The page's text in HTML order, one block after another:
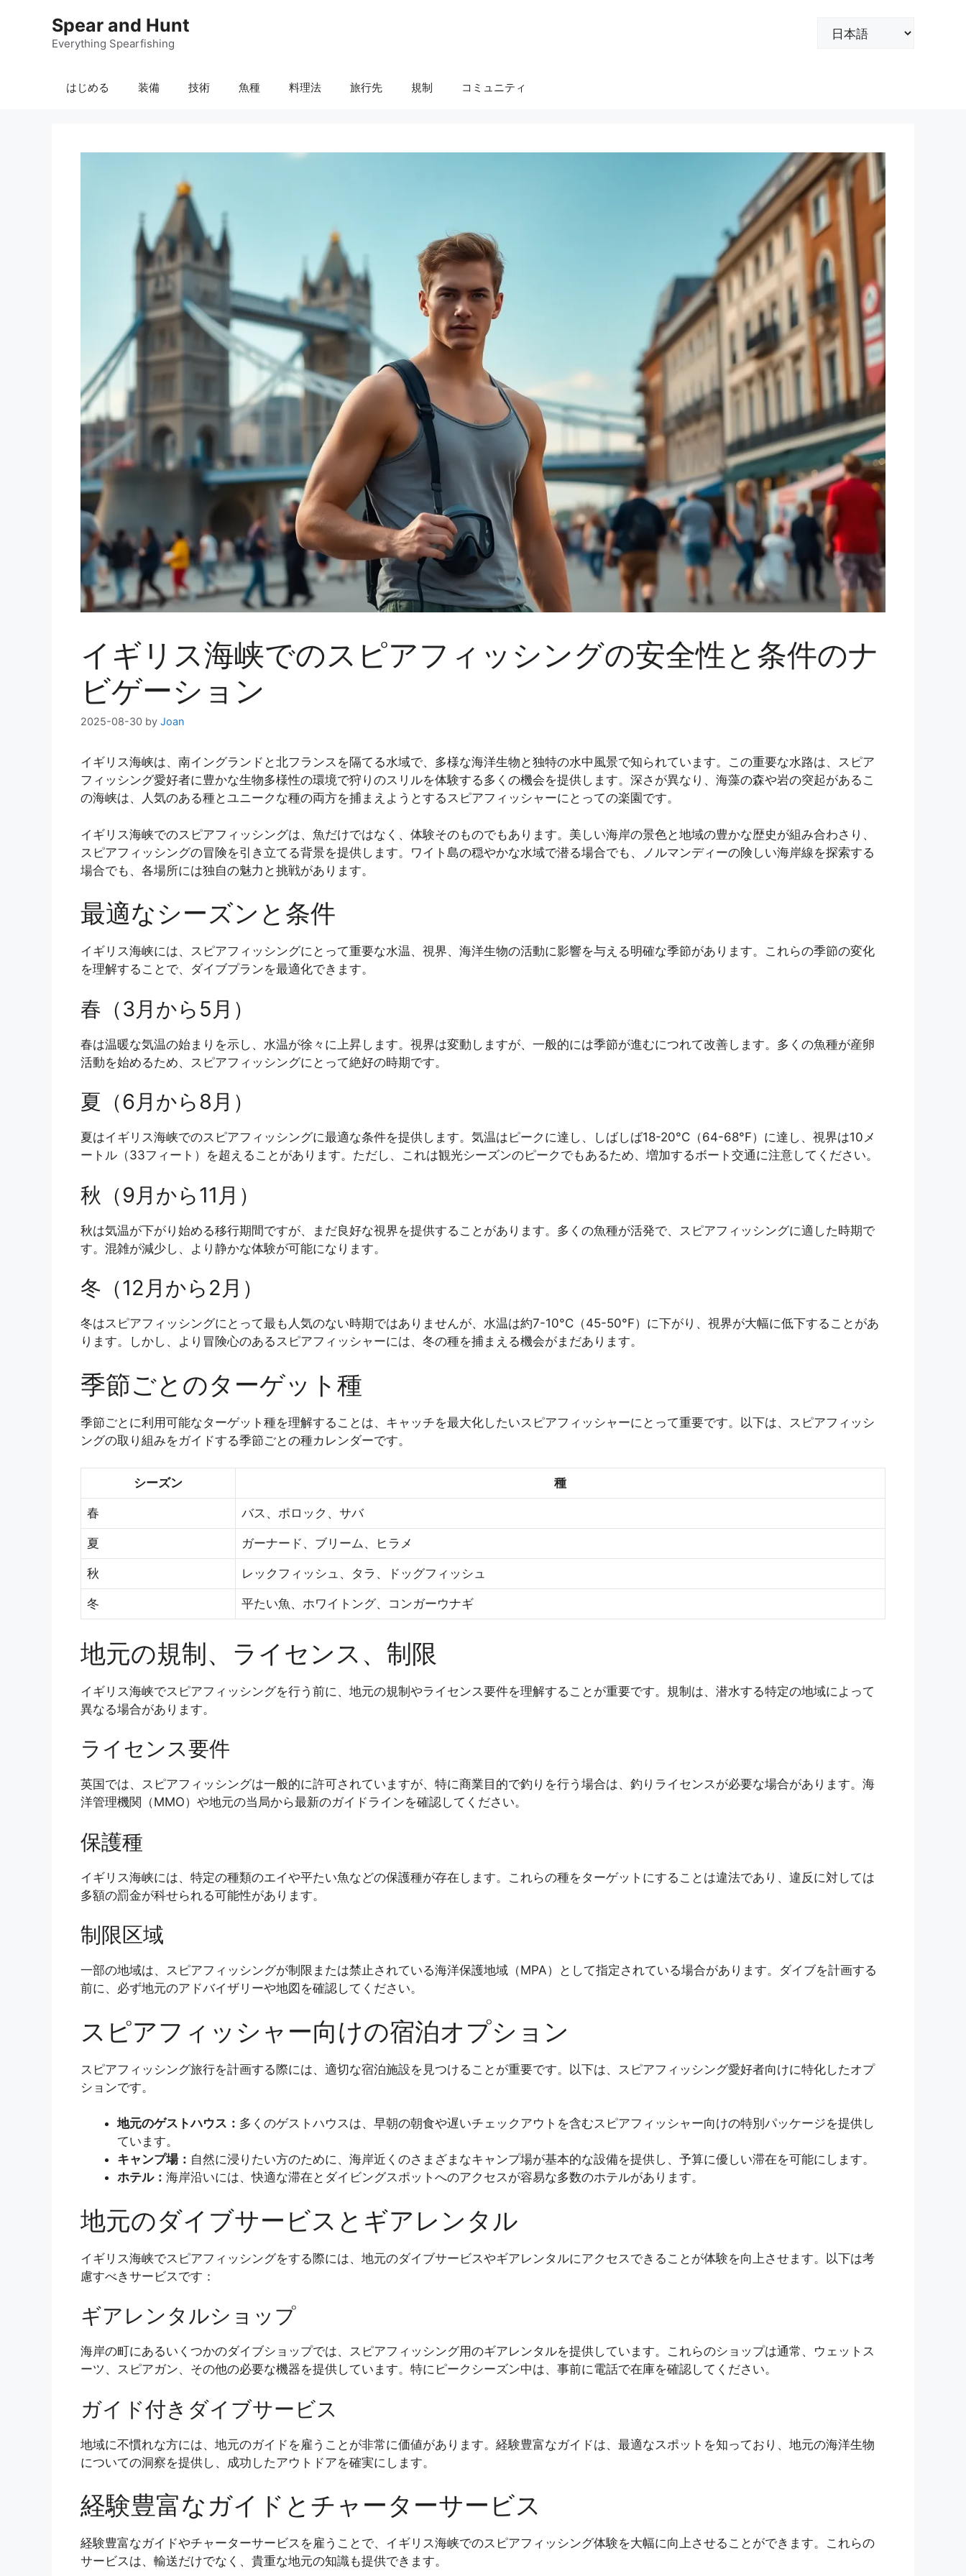
Spear and Hunt
Everything Spearfishing
はじめる 装備 技術 魚種 料理法 旅行先 規制 コミュニティ
イギリス海峡でのスピアフィッシングの安全性と条件のナ
ビゲーション
2025-08-30 by Joan
イギリス海峡は、南イングランドと北フランスを隔てる水域で、多様な海洋生物と独特の水中風景で知られています。この重要な水路は、スピア
フィッシング愛好者に豊かな生物多様性の環境で狩りのスリルを体験する多くの機会を提供します。深さが異なり、海藻の森や岩の突起があるこ
の海峡は、人気のある種とユニークな種の両方を捕まえようとするスピアフィッシャーにとっての楽園です。
イギリス海峡でのスピアフィッシングは、魚だけではなく、体験そのものでもあります。美しい海岸の景色と地域の豊かな歴史が組み合わさり、
スピアフィッシングの冒険を引き立てる背景を提供します。ワイト島の穏やかな水域で潜る場合でも、ノルマンディーの険しい海岸線を探索する
場合でも、各場所には独自の魅力と挑戦があります。
最適なシーズンと条件
イギリス海峡には、スピアフィッシングにとって重要な水温、視界、海洋生物の活動に影響を与える明確な季節があります。これらの季節の変化
を理解することで、ダイブプランを最適化できます。
春（3月から5月）
春は温暖な気温の始まりを示し、水温が徐々に上昇します。視界は変動しますが、一般的には季節が進むにつれて改善します。多くの魚種が産卵
活動を始めるため、スピアフィッシングにとって絶好の時期です。
夏（6月から8月）
夏はイギリス海峡でのスピアフィッシングに最適な条件を提供します。気温はピークに達し、しばしば18-20°C（64-68°F）に達し、視界は10メ
ートル（33フィート）を超えることがあります。ただし、これは観光シーズンのピークでもあるため、増加するボート交通に注意してください。
秋（9月から11月）
秋は気温が下がり始める移行期間ですが、まだ良好な視界を提供することがあります。多くの魚種が活発で、スピアフィッシングに適した時期で
す。混雑が減少し、より静かな体験が可能になります。
冬（12月から2月）
冬はスピアフィッシングにとって最も人気のない時期ではありませんが、水温は約7-10°C（45-50°F）に下がり、視界が大幅に低下することがあ
ります。しかし、より冒険心のあるスピアフィッシャーには、冬の種を捕まえる機会がまだあります。
季節ごとのターゲット種
季節ごとに利用可能なターゲット種を理解することは、キャッチを最大化したいスピアフィッシャーにとって重要です。以下は、スピアフィッシ
ングの取り組みをガイドする季節ごとの種カレンダーです。
シーズン 種
春 バス、ポロック、サバ
夏 ガーナード、ブリーム、ヒラメ
秋 レックフィッシュ、タラ、ドッグフィッシュ
冬 平たい魚、ホワイトング、コンガーウナギ
地元の規制、ライセンス、制限
イギリス海峡でスピアフィッシングを行う前に、地元の規制やライセンス要件を理解することが重要です。規制は、潜水する特定の地域によって
異なる場合があります。
ライセンス要件
英国では、スピアフィッシングは一般的に許可されていますが、特に商業目的で釣りを行う場合は、釣りライセンスが必要な場合があります。海
洋管理機関（MMO）や地元の当局から最新のガイドラインを確認してください。
保護種
イギリス海峡には、特定の種類のエイや平たい魚などの保護種が存在します。これらの種をターゲットにすることは違法であり、違反に対しては
多額の罰金が科せられる可能性があります。
制限区域
一部の地域は、スピアフィッシングが制限または禁止されている海洋保護地域（MPA）として指定されている場合があります。ダイブを計画する
前に、必ず地元のアドバイザリーや地図を確認してください。
スピアフィッシャー向けの宿泊オプション
スピアフィッシング旅行を計画する際には、適切な宿泊施設を見つけることが重要です。以下は、スピアフィッシング愛好者向けに特化したオプ
ションです。
地元のゲストハウス： 多くのゲストハウスは、早朝の朝食や遅いチェックアウトを含むスピアフィッシャー向けの特別パッケージを提供し
ています。
キャンプ場： 自然に浸りたい方のために、海岸近くのさまざまなキャンプ場が基本的な設備を提供し、予算に優しい滞在を可能にします。
ホテル： 海岸沿いには、快適な滞在とダイビングスポットへのアクセスが容易な多数のホテルがあります。
地元のダイブサービスとギアレンタル
イギリス海峡でスピアフィッシングをする際には、地元のダイブサービスやギアレンタルにアクセスできることが体験を向上させます。以下は考
慮すべきサービスです：
ギアレンタルショップ
海岸の町にあるいくつかのダイブショップでは、スピアフィッシング用のギアレンタルを提供しています。これらのショップは通常、ウェットス
ーツ、スピアガン、その他の必要な機器を提供しています。特にピークシーズン中は、事前に電話で在庫を確認してください。
ガイド付きダイブサービス
地域に不慣れな方には、地元のガイドを雇うことが非常に価値があります。経験豊富なガイドは、最適なスポットを知っており、地元の海洋生物
についての洞察を提供し、成功したアウトドアを確実にします。
経験豊富なガイドとチャーターサービス
経験豊富なガイドやチャーターサービスを雇うことで、イギリス海峡でのスピアフィッシング体験を大幅に向上させることができます。これらの
サービスは、輸送だけでなく、貴重な地元の知識も提供できます。